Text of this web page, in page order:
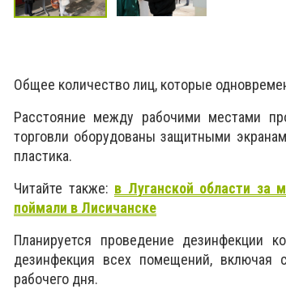
Общее количество лиц, которые
Расстояние между рабочими местами
торговли оборудованы защитными
пластика.
Читайте также: в Луганской области за
поймали в Лисичанске
Планируется проведение дезинфекции
дезинфекция всех помещений, включая
рабочего дня.